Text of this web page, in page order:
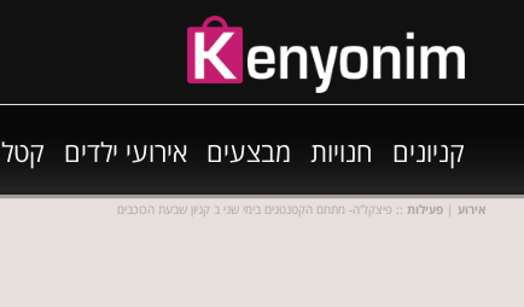
קניונים חנויות מבצעים אירועי ילדים
אירוע | פעילות :: פיצקל'ה- מתחם הקטנטנים בימי שני ב קניון שבעת הכוכבים